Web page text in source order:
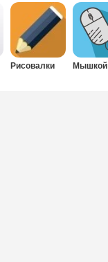
Рисовалки Мышкой